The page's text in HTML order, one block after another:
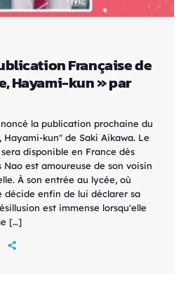
Française de
Hayami-kun » par
la publication prochaine du
Hayami-kun" de Saki Aikawa. Le
disponible en France dès
Nao est amoureuse de son voisin
À son entrée au lycée, où
décide enfin de lui déclarer sa
est immense lorsqu'elle
[…]